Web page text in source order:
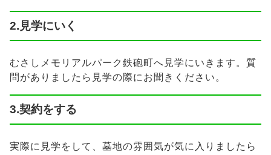
2.見学にいく
むさしメモリアルパーク鉄砲町へ見学にいきます。質
問がありましたら見学の際にお聞きください。
3.契約をする
実際に見学をして、墓地の雰囲気が気に入りましたら